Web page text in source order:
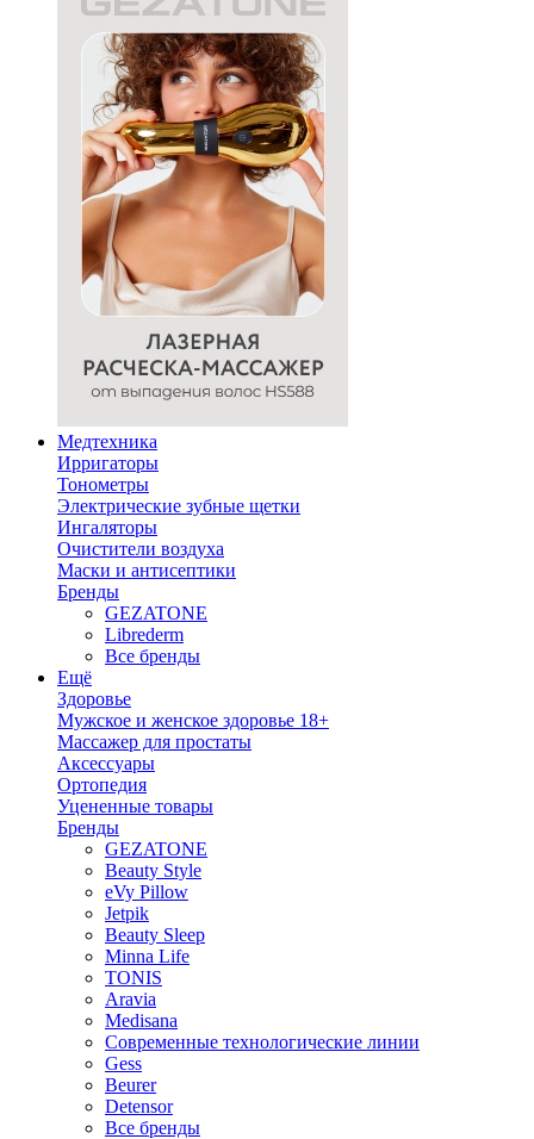
Медтехника
Ирригаторы
Тонометры
Электрические зубные щетки
Ингаляторы
Очистители воздуха
Маски и антисептики
Бренды
GEZATONE
Librederm
Все бренды
Ещё
Здоровье
Мужское и женское здоровье 18+
Массажер для простаты
Аксессуары
Ортопедия
Уцененные товары
Бренды
GEZATONE
Beauty Style
eVy Pillow
Jetpik
Beauty Sleep
Minna Life
TONIS
Aravia
Medisana
Современные технологические линии
Gess
Beurer
Detensor
Все бренды